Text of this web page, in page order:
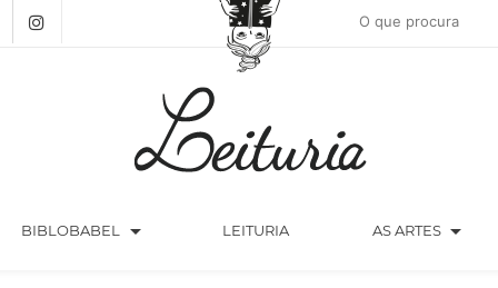
BIBLOBABEL arrow_drop_down LEITURIA AS ARTES arrow_drop_down